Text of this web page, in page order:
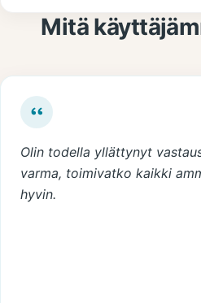
Mitä
Olin todella yllättynyt
varma, toimivatko kaikki
hyvin.